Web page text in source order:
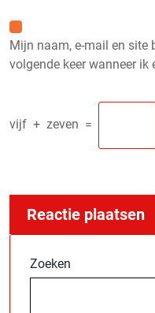
Mijn naam, e-mail en site
volgende keer wanneer ik
vijf + zeven =
Zoeken